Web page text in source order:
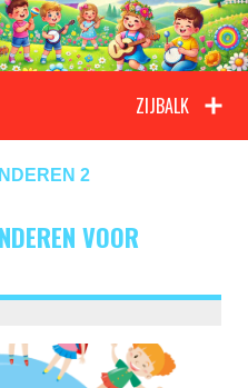
Kinderliedjes
ZIJBALK
2
VOOR